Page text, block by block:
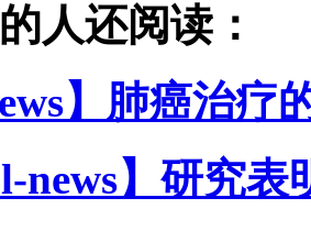
人还阅读：
】肺癌治疗
news】研究表